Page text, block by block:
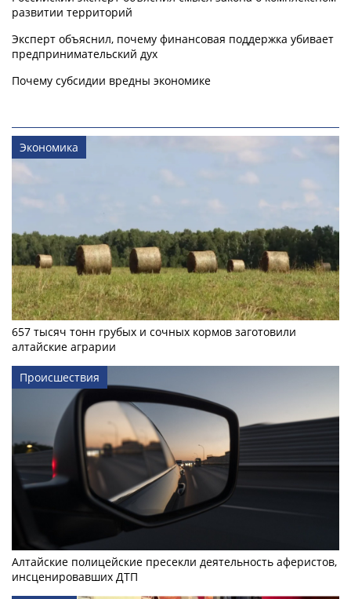
развитии территорий
Эксперт объяснил, почему финансовая поддержка убивает
предпринимательский дух
Почему субсидии вредны экономике
Экономика
657 тысяч тонн грубых и сочных кормов заготовили
алтайские аграрии
Происшествия
Алтайские полицейские пресекли деятельность аферистов,
инсценировавших ДТП